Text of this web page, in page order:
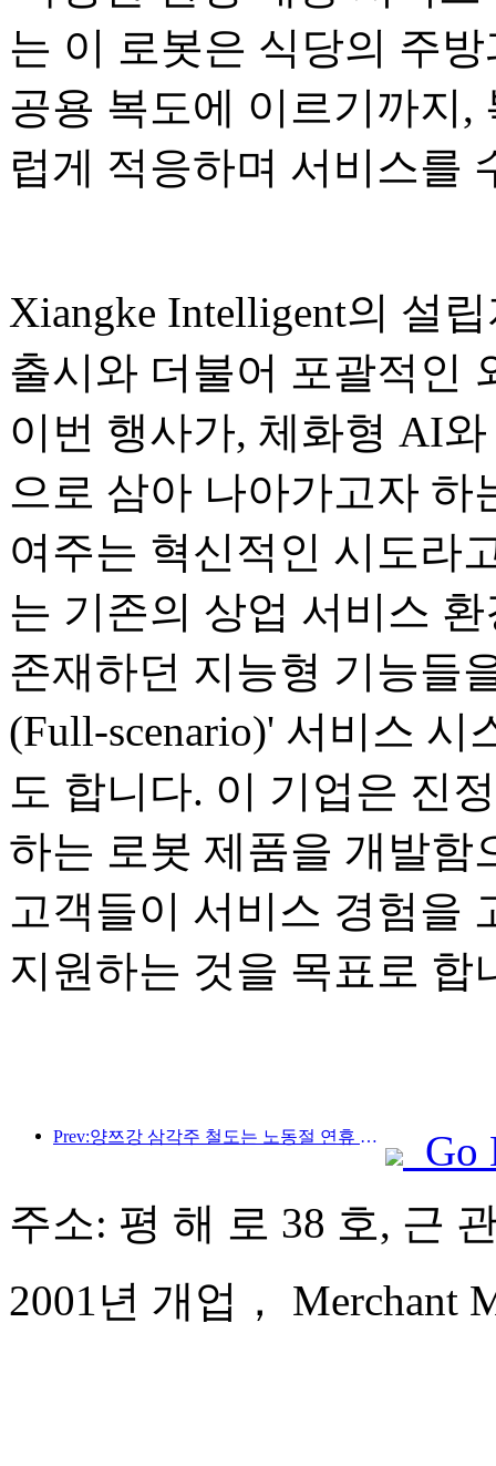
는 이 로봇은 식당의 주
공용 복도에 이르기까지,
럽게 적응하며 서비스를
Xiangke Intelligent의 설
출시와 더불어 포괄적인
이번 행사가, 체화형 AI
으로 삼아 나아가고자
여주는 혁신적인 시도라
는 기존의 상업 서비스
존재하던 지능형 기능들
(Full-scenario)' 서비스
도 합니다. 이 기업은 진
하는 로봇 제품을 개발함
고객들이 서비스 경험을
지원하는 것을 목표로 합
Prev:양쯔강 삼각주 철도는 노동절 연휴 기간 동안 2,138만 명이 넘는 승객을 수송했습니다.
Go
주소: 평 해 로 38 호, 근
2001년 개업， Merchant